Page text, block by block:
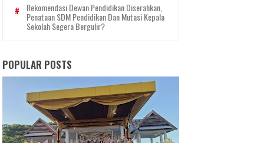
Rekomendasi Dewan Pendidikan Diserahkan,
Penataan SDM Pendidikan Dan Mutasi Kepala
Sekolah Segera Bergulir?
POPULAR POSTS